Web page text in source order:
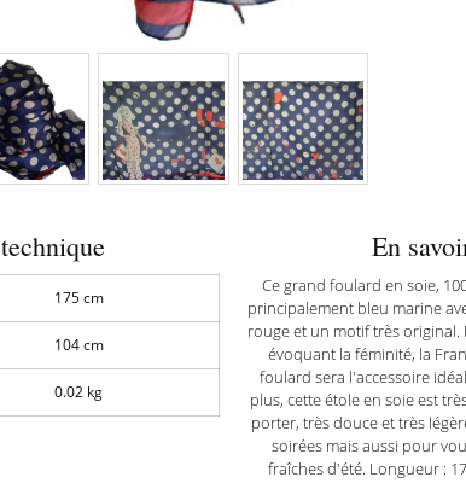
175 cm
104 cm
0.02 kg
En
Ce grand foulard en soie,
principalement bleu marine
rouge et un motif très original.
évoquant la féminité, la
foulard sera l'accessoire
plus, cette étole en soie est
porter, très douce et très
soirées mais aussi pour
fraîches d'été. Longueur :